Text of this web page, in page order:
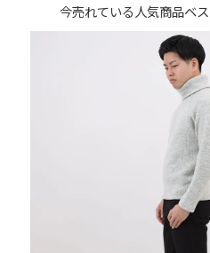
今売れている人気商品ベ